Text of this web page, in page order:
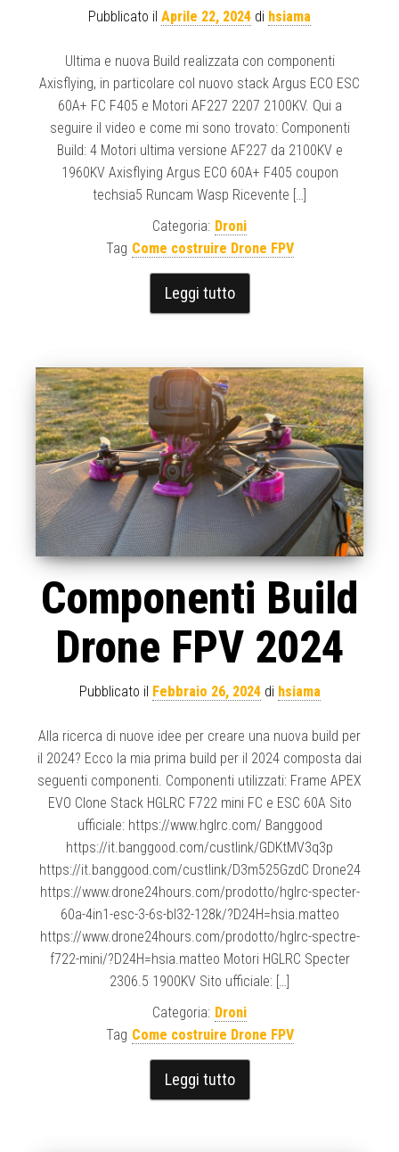
Pubblicato il Aprile 22, 2024 di hsiama
Ultima e nuova Build realizzata con componenti
Axisflying, in particolare col nuovo stack Argus ECO ESC
60A+ FC F405 e Motori AF227 2207 2100KV. Qui a
seguire il video e come mi sono trovato: Componenti
Build: 4 Motori ultima versione AF227 da 2100KV e
1960KV Axisflying Argus ECO 60A+ F405 coupon
techsia5 Runcam Wasp Ricevente […]
Categoria: Droni
Tag Come costruire Drone FPV
Leggi tutto
Componenti Build
Drone FPV 2024
Pubblicato il Febbraio 26, 2024di hsiama
Alla ricerca di nuove idee per creare una nuova build per
il 2024? Ecco la mia prima build per il 2024 composta dai
seguenti componenti. Componenti utilizzati: Frame APEX
EVO Clone Stack HGLRC F722 mini FC e ESC 60A Sito
ufficiale: https://www.hglrc.com/ Banggood
https://it.banggood.com/custlink/GDKtMV3q3p
https://it.banggood.com/custlink/D3m525GzdC Drone24
https://www.drone24hours.com/prodotto/hglrc-specter-
60a-4in1-esc-3-6s-bl32-128k/?D24H=hsia.matteo
https://www.drone24hours.com/prodotto/hglrc-spectre-
f722-mini/?D24H=hsia.matteo Motori HGLRC Specter
2306.5 1900KV Sito ufficiale: […]
Categoria: Droni
Tag Come costruire Drone FPV
Leggi tutto